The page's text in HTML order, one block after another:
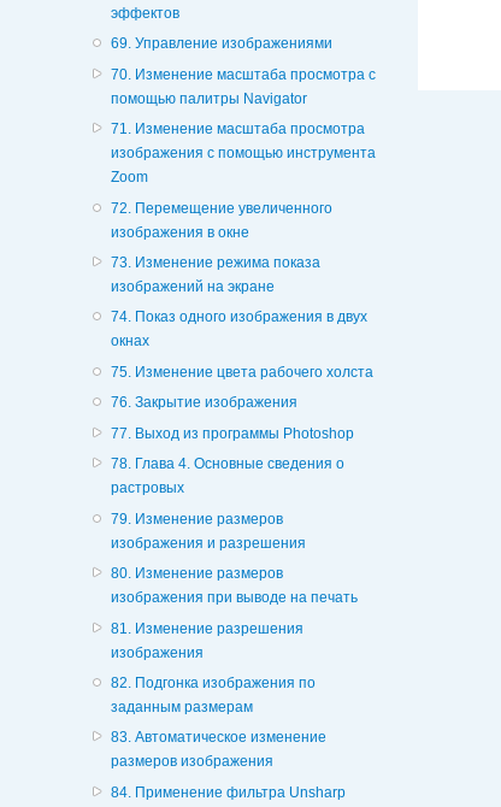
эффектов
69. Управление изображениями
70. Изменение масштаба просмотра с
помощью палитры Navigator
71. Изменение масштаба просмотра
изображения с помощью инструмента
Zoom
72. Перемещение увеличенного
изображения в окне
73. Изменение режима показа
изображений на экране
74. Показ одного изображения в двух
окнах
75. Изменение цвета рабочего холста
76. Закрытие изображения
77. Выход из программы Photoshop
78. Глава 4. Основные сведения о
растровых
79. Изменение размеров
изображения и разрешения
80. Изменение размеров
изображения при выводе на печать
81. Изменение разрешения
изображения
82. Подгонка изображения по
заданным размерам
83. Автоматическое изменение
размеров изображения
84. Применение фильтра Unsharp